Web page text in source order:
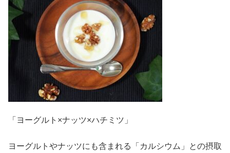
「ヨーグルト×ナッツ×ハチミツ」
ヨーグルトやナッツにも含まれる「カルシウム」との摂取